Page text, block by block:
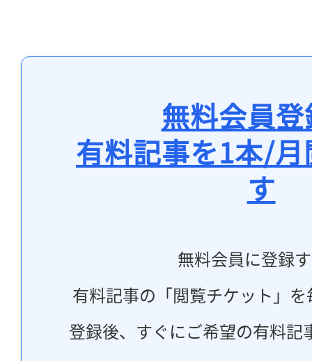
無料会員
有料記事を1本/
す
無料会員に登録
有料記事の「閲覧チケット」
登録後、すぐにご希望の有料記